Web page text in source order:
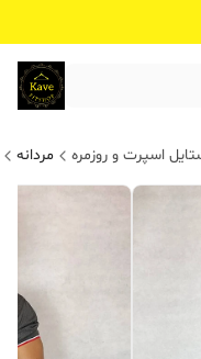
اسپرت و روزمره مردانه